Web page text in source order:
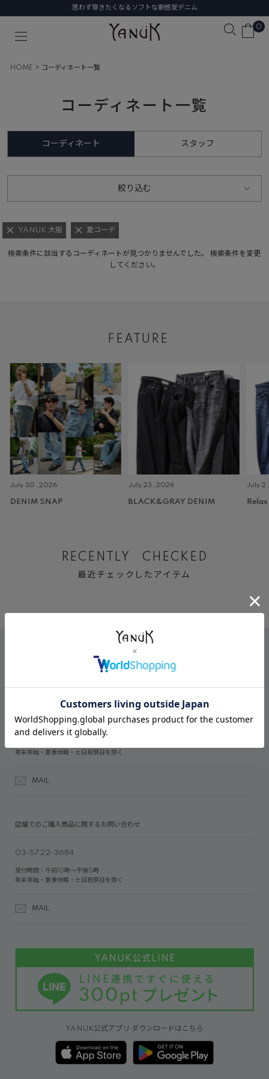
思わず穿きたくなるソフトな新感覚デニム
0
HOME コーディネート一覧
コーディネート一覧
コーディネート スタッフ
絞り込む
YANUK 大阪 夏コーデ
検索条件に該当するコーディネートが見つかりませんでした。 検索条件を変更
してください。
FEATURE
July 30 ,2026
DENIM SNAP
July 23 ,2026
BLACK&GRAY DENIM
July 2
Relax
RECENTLY CHECKED
最近チェックしたアイテム
03-6809-2611
年末年始・夏季休暇・土日祝祭日を除く
MAIL
店舗でのご購入商品に関するお問い合わせ
03-5722-3684
受付時間：午前10時～午後5時
年末年始・夏季休暇・土日祝祭日を除く
MAIL
YANUK公式アプリ ダウンロードはこちら